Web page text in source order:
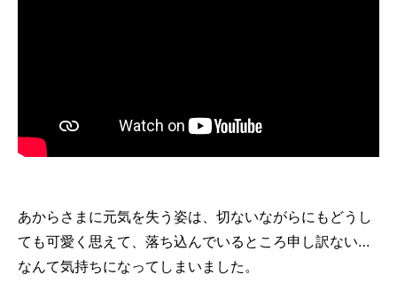
あからさまに元気を失う姿は、切ないながらにもどうし
ても可愛く思えて、落ち込んでいるところ申し訳ない…
なんて気持ちになってしまいました。